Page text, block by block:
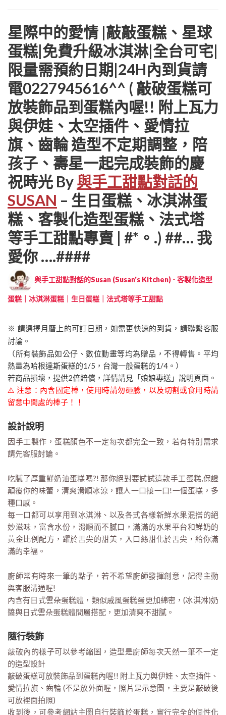
星際中的愛情 |敲敲蛋糕、星球
蛋糕|免費升級冰淇淋|全台可宅|
限量需預約日期|24H內到貨請
電0227945616^^ ( 敲破蛋糕可
放裝飾品到蛋糕內喔!! 附上瓦力
與伊娃、太空插件、愛情拉
旗、齒輪 造型不定期調整，陪
孩子、壽星一起完成裝飾的慶
祝時光 By與手工甜點對話的
SUSAN – 生日蛋糕、冰淇淋蛋
糕、客製化造型蛋糕、法式塔
等手工甜點專賣 | #*。.) ##… 我
愛你 ….####
與手工甜點對話的Susan (Susan's Kitchen) - 客製化造型
蛋糕｜冰淇淋蛋糕｜生日蛋糕｜法式塔等手工甜點
※ 請選擇月曆上的可訂日期，如需更快速的到貨，請聯繫客服
討論。
（所有裝飾品如公仔、數位動畫等均為贈品，不得轉售。平均
熱量為哈根達斯蛋糕的1/5，台灣一般蛋糕的1/4。）
若商品損壞，提供2倍賠償，詳情請見「娘娘專送」說明頁面。
⚠️ 注意：內含固定棒，使用時請勿砸臉，以及切割或食用時請
留意中間處的棒子！！
設計說明
因手工製作，蛋糕顏色不一定每次都完全一致，若有特別需求
請先客服討論。
吃膩了厚重鮮奶油蛋糕嗎?! 那你絕對要試試這款手工蛋糕,保證
顛覆你的味蕾，清爽滑順冰涼，讓人一口接一口!一個蛋糕，多
種口感。
每一口都可以享用到冰淇淋、以及各式各樣新鮮水果混搭的絕
妙滋味，富含水份，滑順而不膩口，滿滿的水果平台和鮮奶的
黃金比例配方，躍於舌尖的甜美，入口絲甜化於舌尖，給你滿
滿的幸福。
廚師常有時來一筆的點子，若不希望廚師發揮創意，記得主動
與客服溝通喔!
內含有日式雲朵蛋糕體，類似戚風蛋糕蛋更加綿密，(冰淇淋)奶
醬與日式雲朵蛋糕體間層搭配，更加清爽不甜膩。
隨行裝飾
敲破內的樣子可以參考縮圖，造型是廚師每次天然一筆不一定
的造型設計
敲破蛋糕可放裝飾品到蛋糕內喔!! 附上瓦力與伊娃、太空插件、
愛情拉旗、齒輪 (不是放外面喔，照片是示意圖，主要是敲破後
可放裡面拍照)
收到後，可參考網站主圖自行裝飾於蛋糕，實行完全的個性化